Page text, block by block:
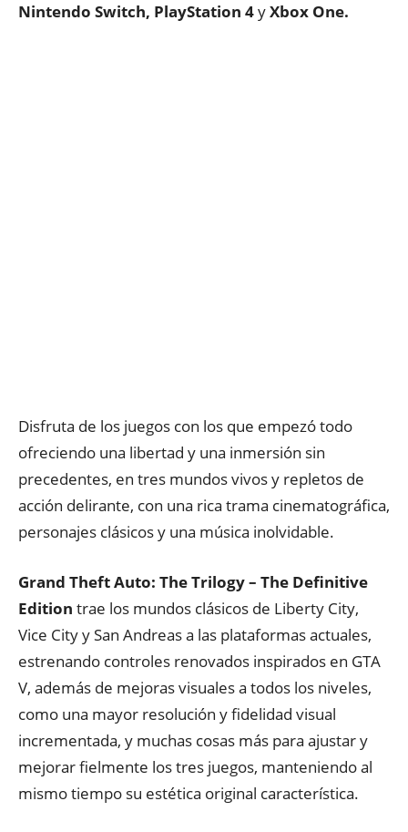
Nintendo Switch, PlayStation 4yXbox One.
Disfruta de los juegos con los que empezó todo
ofreciendo una libertad y una inmersión sin
precedentes, en tres mundos vivos y repletos de
acción delirante, con una rica trama cinematográfica,
personajes clásicos y una música inolvidable.
Grand Theft Auto: The Trilogy – The Definitive
Edition trae los mundos clásicos de Liberty City,
Vice City y San Andreas a las plataformas actuales,
estrenando controles renovados inspirados en GTA
V, además de mejoras visuales a todos los niveles,
como una mayor resolución y fidelidad visual
incrementada, y muchas cosas más para ajustar y
mejorar fielmente los tres juegos, manteniendo al
mismo tiempo su estética original característica.